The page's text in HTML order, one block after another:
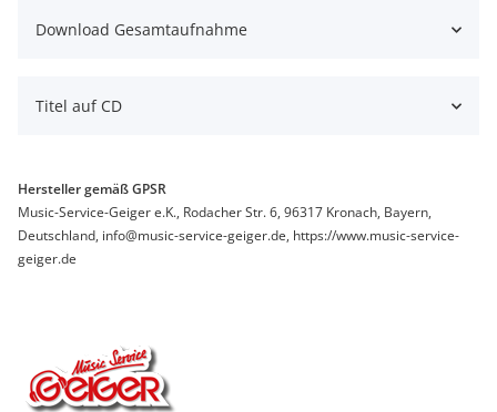
Download Gesamtaufnahme
Titel auf CD
Hersteller gemäß GPSR
Music-Service-Geiger e.K., Rodacher Str. 6, 96317 Kronach, Bayern,
Deutschland, info@music-service-geiger.de, https://www.music-service-
geiger.de